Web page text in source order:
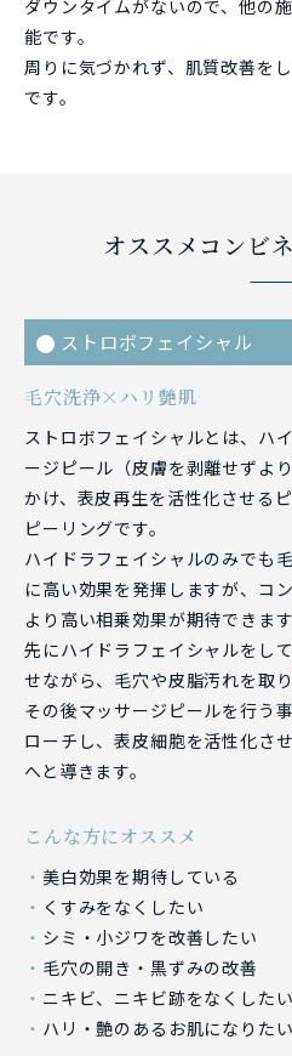
ダウンタイムがないので、他の
能です。
周りに気づかれず、肌質改善を
です。
オススメコンビ
ストロボフェイシャル
毛穴洗浄×ハリ艶肌
ストロボフェイシャルとは、ハ
ージピール（皮膚を剥離せずよ
かけ、表皮再生を活性化させる
ピーリングです。
ハイドラフェイシャルのみでも
に高い効果を発揮しますが、コ
より高い相乗効果が期待できます
先にハイドラフェイシャルをし
せながら、毛穴や皮脂汚れを取り
その後マッサージピールを行う
ローチし、表皮細胞を活性化さ
へと導きます。
こんな方にオススメ
美白効果を期待している
くすみをなくしたい
シミ・小ジワを改善したい
毛穴の開き・黒ずみの改善
ニキビ、ニキビ跡をなくしたい
ハリ・艶のあるお肌になりたい